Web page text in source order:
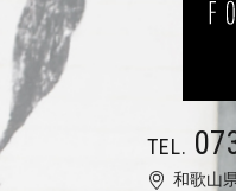
TEL.
和歌山